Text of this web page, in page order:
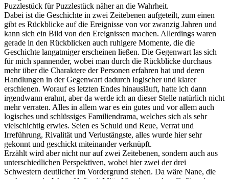
Puzzlestück für Puzzlestück näher an die Wahrheit.
Dabei ist die Geschichte in zwei Zeitebenen aufgeteilt, zum einen
gibt es Rückblicke auf die Ereignisse von vor zwanzig Jahren und
kann sich ein Bild von den Ereignissen machen. Allerdings waren
gerade in den Rückblicken auch ruhigere Momente, die die
Geschichte langatmiger erscheinen ließen. Die Gegenwart las sich
für mich spannender, wobei man durch die Rückblicke durchaus
mehr über die Charaktere der Personen erfahren hat und deren
Handlungen in der Gegenwart dadurch logischer und klarer
erschienen. Worauf es letzten Endes hinausläuft, hatte ich dann
irgendwann erahnt, aber da werde ich an dieser Stelle natürlich nicht
mehr verraten. Alles in allem war es ein gutes und vor allem auch
logisches und schlüssiges Familiendrama, welches sich als sehr
vielschichtig erwies. Seien es Schuld und Reue, Verrat und
Irreführung, Rivalität und Verlustängste, alles wurde hier sehr
gekonnt und geschickt miteinander verknüpft.
Erzählt wird aber nicht nur auf zwei Zeitebenen, sondern auch aus
unterschiedlichen Perspektiven, wobei hier zwei der drei
Schwestern deutlicher im Vordergrund stehen. Da wäre Nane, die